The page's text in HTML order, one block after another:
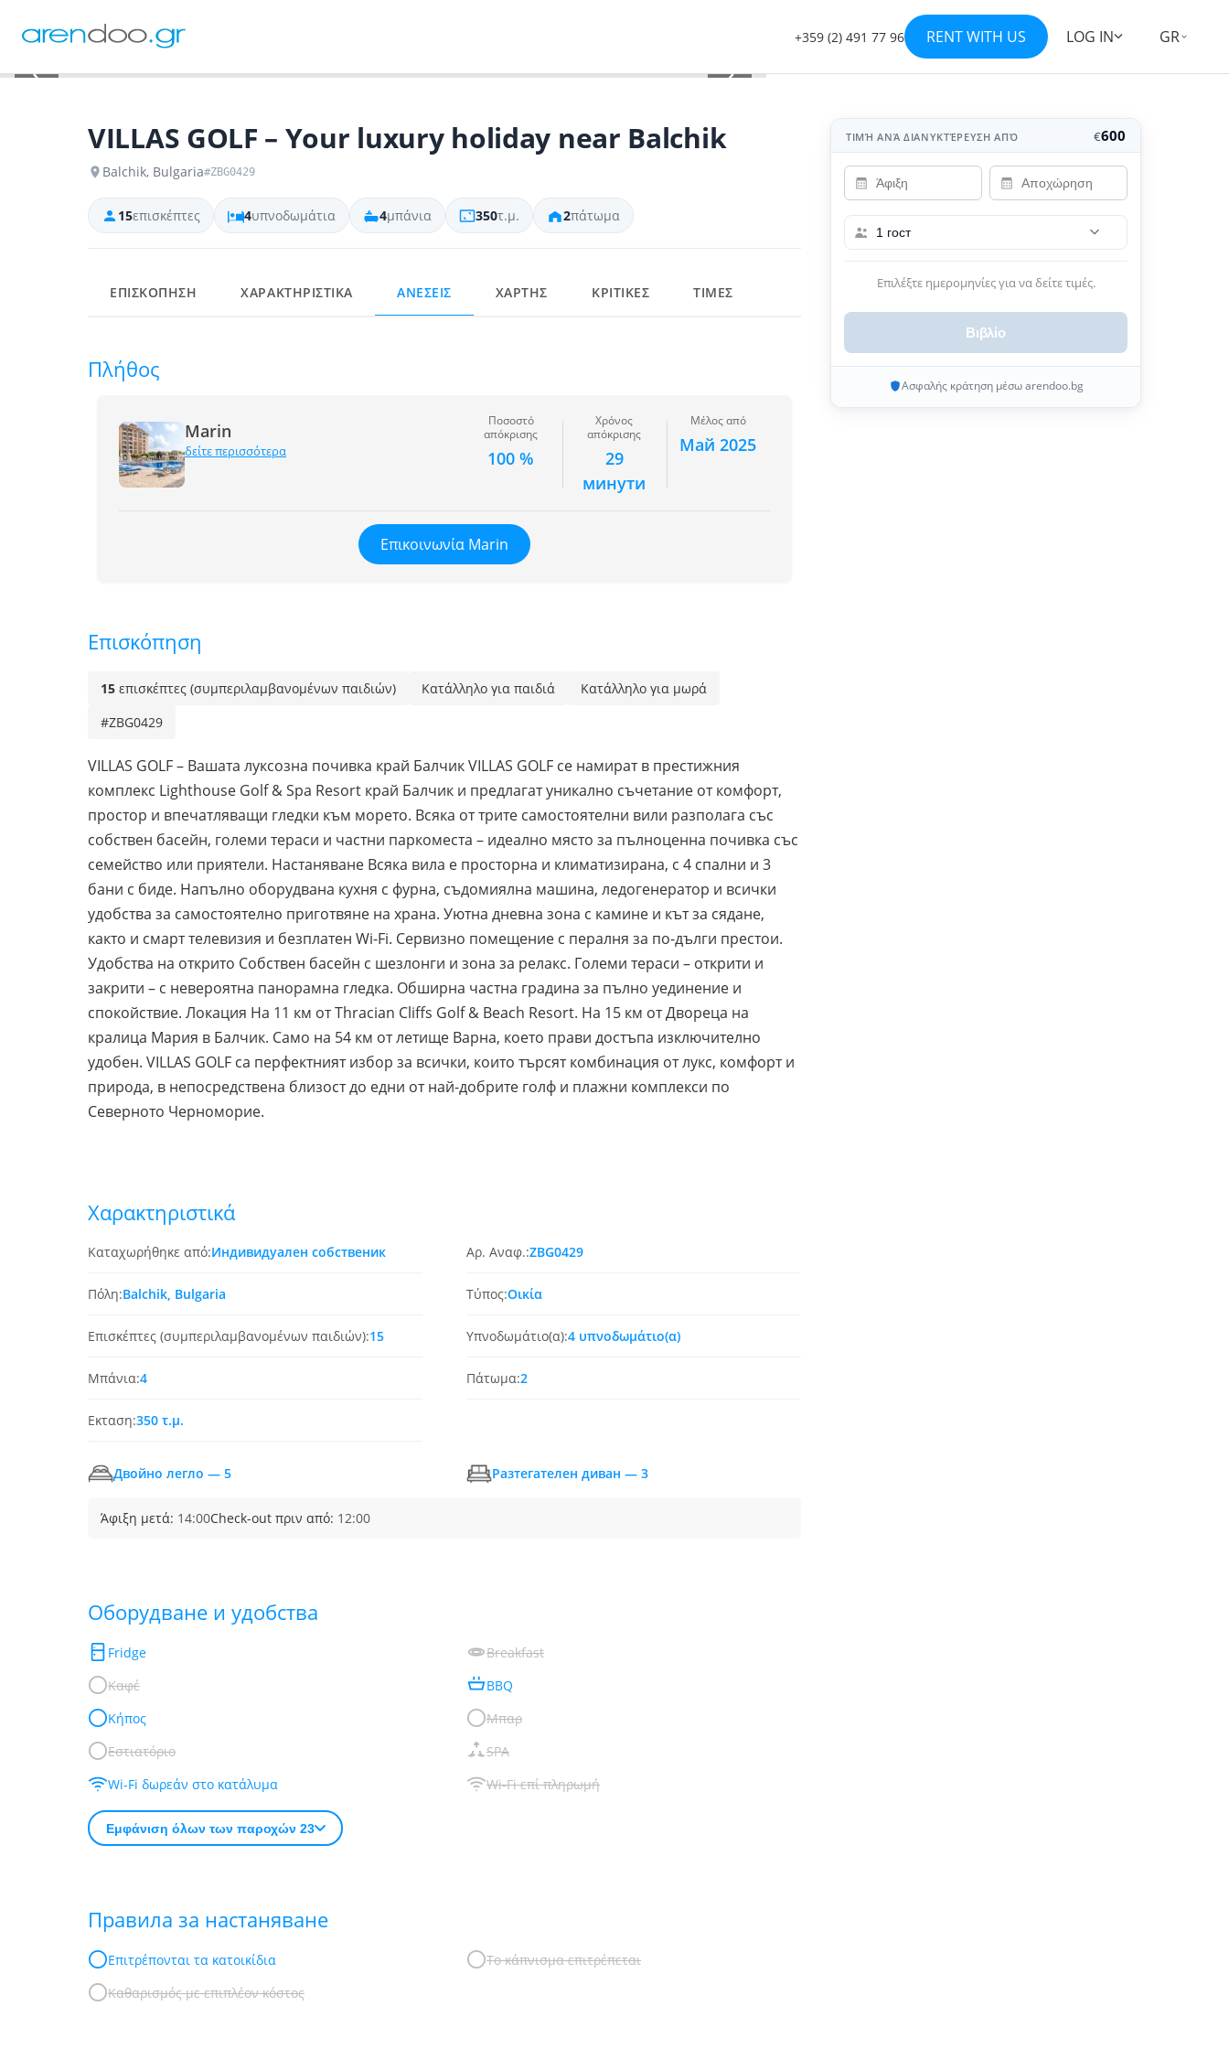
+359 (2) 491 77 96 RENT WITH US LOG IN GR
‹ ›
Εμφάνιση όλων των φωτογραφιών 28
VILLAS GOLF – Your luxury holiday near Balchik
Balchik, Bulgaria#ZBG0429
15επισκέπτες 4υπνοδωμάτια 4μπάνια 350τ.μ. 2πάτωμα
ΕΠΙΣΚΟΠΗΣΗ ΧΑΡΑΚΤΗΡΙΣΤΙΚΑ ΑΝΕΣΕΙΣ ΧΑΡΤΗΣ ΚΡΙΤΙΚΕΣ ΤΙΜΕΣ
Πλήθος
Marin
δείτε περισσότερα
Ποσοστό
απόκρισης
100 %
Χρόνος
απόκρισης
29
минути
Μέλος από
Май 2025
Επικοινωνία Marin
Επισκόπηση
15 επισκέπτες (συμπεριλαμβανομένων παιδιών) Κατάλληλο για παιδιά
Κατάλληλο για μωρά
#ZBG0429
VILLAS GOLF – Вашата луксозна почивка край Балчик VILLAS GOLF се намират в престижния
комплекс Lighthouse Golf & Spa Resort край Балчик и предлагат уникално съчетание от комфорт,
простор и впечатляващи гледки към морето. Всяка от трите самостоятелни вили разполага със
собствен басейн, големи тераси и частни паркоместа – идеално място за пълноценна почивка със
семейство или приятели. Настаняване Всяка вила е просторна и климатизирана, с 4 спални и 3
бани с биде. Напълно оборудвана кухня с фурна, съдомиялна машина, ледогенератор и всички
удобства за самостоятелно приготвяне на храна. Уютна дневна зона с камине и кът за сядане,
както и смарт телевизия и безплатен Wi-Fi. Сервизно помещение с пералня за по-дълги престои.
Удобства на открито Собствен басейн с шезлонги и зона за релакс. Големи тераси – открити и
закрити – с невероятна панорамна гледка. Обширна частна градина за пълно уединение и
спокойствие. Локация На 11 км от Thracian Cliffs Golf & Beach Resort. На 15 км от Двореца на
кралица Мария в Балчик. Само на 54 км от летище Варна, което прави достъпа изключително
удобен. VILLAS GOLF са перфектният избор за всички, които търсят комбинация от лукс, комфорт и
природа, в непосредствена близост до едни от най-добрите голф и плажни комплекси по
Северното Черноморие.
Χαρακτηριστικά
Καταχωρήθηκε από:Индивидуален собственик Αρ. Αναφ.:ZBG0429
Πόλη:Balchik, Bulgaria Τύπος:Οικία
Επισκέπτες (συμπεριλαμβανομένων παιδιών):15 Υπνοδωμάτιο(α):4 υπνοδωμάτιο(α)
Μπάνια:4 Πάτωμα:2
Εκταση:350 τ.μ.
Двойно легло — 5 Разтегателен диван — 3
Άφιξη μετά: 14:00Check-out πριν από: 12:00
Обoрудване и удобства
Fridge
Breakfast
Καφέ
BBQ
Κήπος
Μπαρ
Εστιατόριο
SPA
Wi-Fi δωρεάν στο κατάλυμα
Wi-Fi επί πληρωμή
Εμφάνιση όλων των παροχών 23
Правила за настаняване
Επιτρέπονται τα κατοικίδια
Το κάπνισμα επιτρέπεται
Καθαρισμός με επιπλέον κόστος
ΤΙΜΉ ΑΝΆ ΔΙΑΝΥΚΤΈΡΕΥΣΗ ΑΠΌ €600
1 гост
Επιλέξτε ημερομηνίες για να δείτε τιμές.
Βιβλίο
Ασφαλής κράτηση μέσω arendoo.bg